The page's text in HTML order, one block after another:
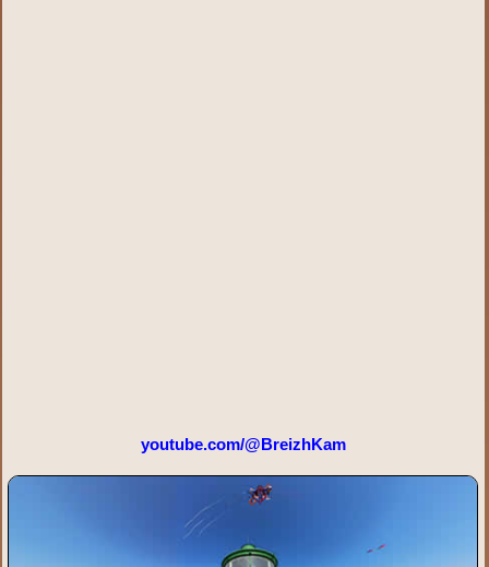
youtube.com/@BreizhKam